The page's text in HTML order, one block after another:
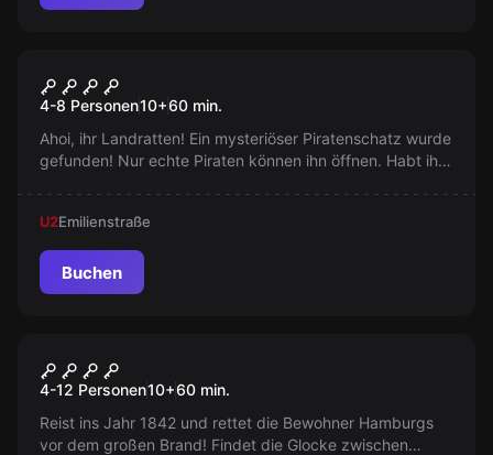
Anne Bonnys Schatz
4-8 Personen10+60 min.
Ahoi, ihr Landratten! Ein mysteriöser Piratenschatz wurde
gefunden! Nur echte Piraten können ihn öffnen. Habt ihr
U2Emilienstraße
Buchen
Die Legende der
Mitternachtsglocke im Battle-
Mode
4-12 Personen10+60 min.
Reist ins Jahr 1842 und rettet die Bewohner Hamburgs
vor dem großen Brand! Findet die Glocke zwischen